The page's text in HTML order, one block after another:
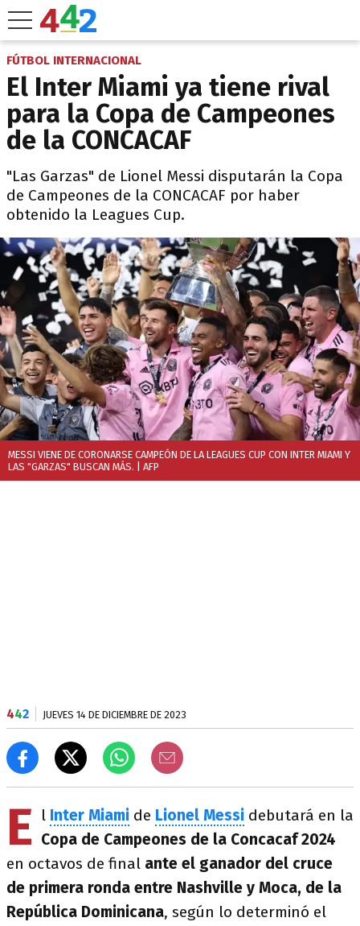
FÚTBOL INTERNACIONAL
El Inter Miami ya tiene rival
para la Copa de Campeones
de la CONCACAF
"Las Garzas" de Lionel Messi disputarán la Copa
de Campeones de la CONCACAF por haber
obtenido la Leagues Cup.
MESSI VIENE DE CORONARSE CAMPEÓN DE LA LEAGUES CUP CON INTER MIAMI Y
LAS "GARZAS" BUSCAN MÁS. | AFP
442 JUEVES 14 DE DICIEMBRE DE 2023
E l Inter Miami de Lionel Messi debutará en la
Copa de Campeones de la Concacaf 2024
en octavos de final ante el ganador del cruce
de primera ronda entre Nashville y Moca, de la
República Dominicana, según lo determinó el